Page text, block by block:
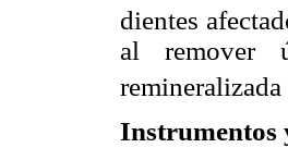
dientes
al remover
remineralizada
Instrumentos